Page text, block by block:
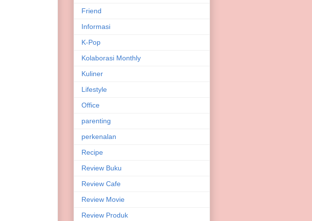
Friend
Informasi
K-Pop
Kolaborasi Monthly
Kuliner
Lifestyle
Office
parenting
perkenalan
Recipe
Review Buku
Review Cafe
Review Movie
Review Produk